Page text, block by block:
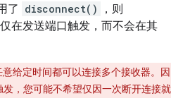
了 disconnect() ，则
在发送端口触发，而不会在其
给定时间都可以连接多个接收器。因
发，您可能不希望仅因一次断开连接就